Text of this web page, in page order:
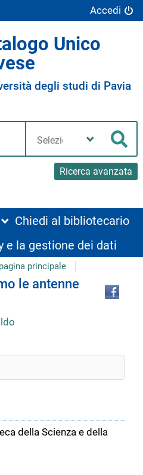
Accedi
Unico
degli studi di Pavia
Ricerca avanzata
biblioteca
Chiedi al bibliotecario
e la gestione dei dati
principale
le antenne
della Scienza e della